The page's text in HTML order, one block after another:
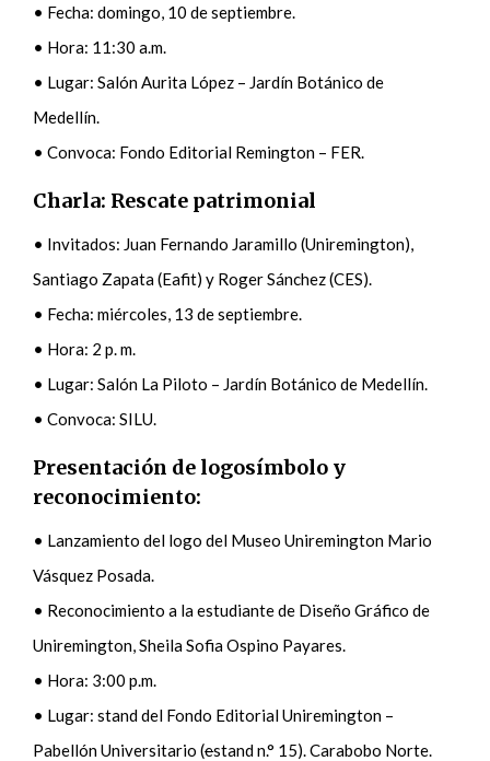
• Fecha: domingo, 10 de septiembre.
• Hora: 11:30 a.m.
• Lugar: Salón Aurita López – Jardín Botánico de
Medellín.
• Convoca: Fondo Editorial Remington – FER.
Charla: Rescate patrimonial
• Invitados: Juan Fernando Jaramillo (Uniremington),
Santiago Zapata (Eafit) y Roger Sánchez (CES).
• Fecha: miércoles, 13 de septiembre.
• Hora: 2 p. m.
• Lugar: Salón La Piloto – Jardín Botánico de Medellín.
• Convoca: SILU.
Presentación de logosímbolo y
reconocimiento:
• Lanzamiento del logo del Museo Uniremington Mario
Vásquez Posada.
• Reconocimiento a la estudiante de Diseño Gráfico de
Uniremington, Sheila Sofia Ospino Payares.
• Hora: 3:00 p.m.
• Lugar: stand del Fondo Editorial Uniremington –
Pabellón Universitario (estand n.° 15). Carabobo Norte.